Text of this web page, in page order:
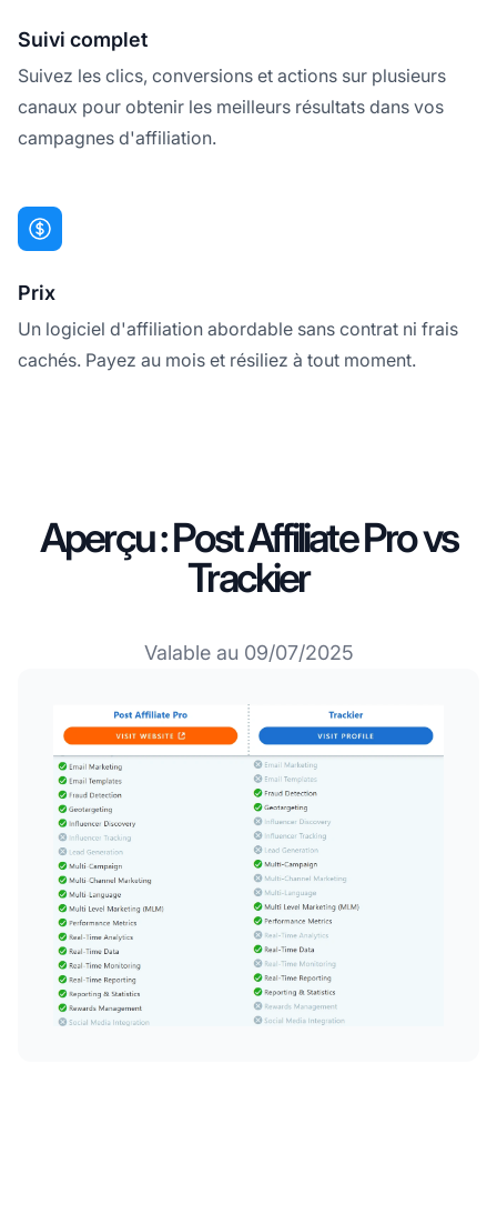
Suivi complet
Suivez les clics, conversions et actions sur plusieurs
canaux pour obtenir les meilleurs résultats dans vos
campagnes d'affiliation.
Prix
Un logiciel d'affiliation abordable sans contrat ni frais
cachés. Payez au mois et résiliez à tout moment.
Aperçu : Post Affiliate Pro vs
Trackier
Valable au 09/07/2025